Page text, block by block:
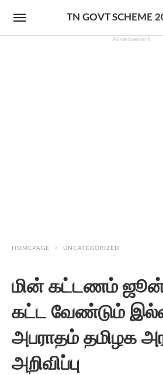
TN GOVT SCHEME
Advertisement
HOMEPAGE UNCATEGORIZED
மின் கட்டணம்
கட்ட வேண்டும்
அபராதம் தமிழக
அறிவிப்பு